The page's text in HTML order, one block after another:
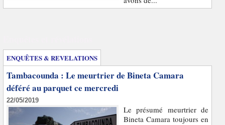
ENQUÊTES & REVELATIONS
Tambacounda : Le meurtrier de Bineta Camara
déféré au parquet ce mercredi
22/05/2019
Le présumé meurtrier de
Bineta Camara toujours en